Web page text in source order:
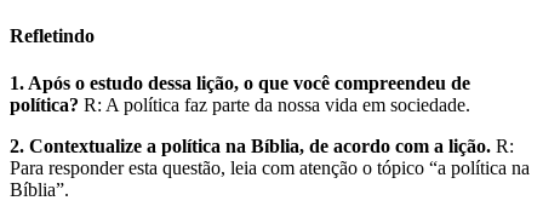
Refletindo
1. Após o estudo dessa lição, o que você compreendeu de
política? R: A política faz parte da nossa vida em sociedade.
2. Contextualize a política na Bíblia, de acordo com a lição. R:
Para responder esta questão, leia com atenção o tópico “a política na
Bíblia”.